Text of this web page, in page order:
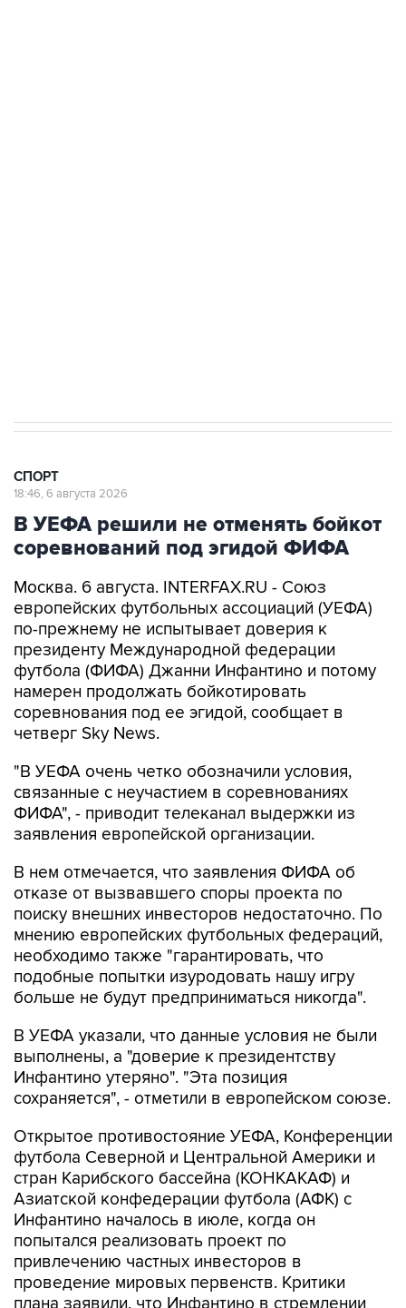
СПОРТ
18:46, 6 августа 2026
В УЕФА решили не отменять бойкот
соревнований под эгидой ФИФА
Москва. 6 августа. INTERFAX.RU - Союз
европейских футбольных ассоциаций (УЕФА)
по-прежнему не испытывает доверия к
президенту Международной федерации
футбола (ФИФА) Джанни Инфантино и потому
намерен продолжать бойкотировать
соревнования под ее эгидой, сообщает в
четверг Sky News.
"В УЕФА очень четко обозначили условия,
связанные с неучастием в соревнованиях
ФИФА", - приводит телеканал выдержки из
заявления европейской организации.
В нем отмечается, что заявления ФИФА об
отказе от вызвавшего споры проекта по
поиску внешних инвесторов недостаточно. По
мнению европейских футбольных федераций,
необходимо также "гарантировать, что
подобные попытки изуродовать нашу игру
больше не будут предприниматься никогда".
В УЕФА указали, что данные условия не были
выполнены, а "доверие к президентству
Инфантино утеряно". "Эта позиция
сохраняется", - отметили в европейском союзе.
Открытое противостояние УЕФА, Конференции
футбола Северной и Центральной Америки и
стран Карибского бассейна (КОНКАКАФ) и
Азиатской конфедерации футбола (АФК) с
Инфантино началось в июле, когда он
попытался реализовать проект по
привлечению частных инвесторов в
проведение мировых первенств. Критики